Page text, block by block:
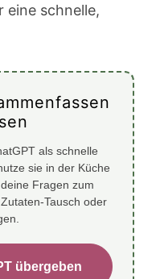
eine schnelle,
als schnelle
sie in der Küche
Fragen zum
Tausch oder
übergeben